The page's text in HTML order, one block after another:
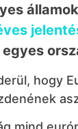
hogy